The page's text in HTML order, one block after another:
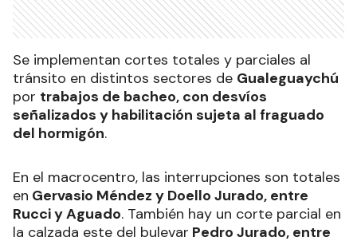
Se implementan cortes totales y parciales al
tránsito en distintos sectores de Gualeguaychú
por trabajos de bacheo, con desvíos
señalizados y habilitación sujeta al fraguado
del hormigón.
En el macrocentro, las interrupciones son totales
en Gervasio Méndez y Doello Jurado, entre
Rucci y Aguado. También hay un corte parcial en
la calzada este del bulevar Pedro Jurado, entre